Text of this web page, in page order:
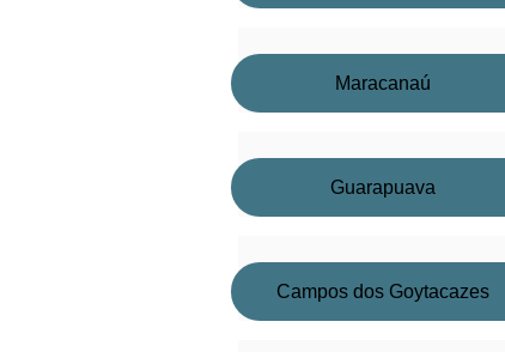
Maracanaú
Guarapuava
Campos dos Goytacazes